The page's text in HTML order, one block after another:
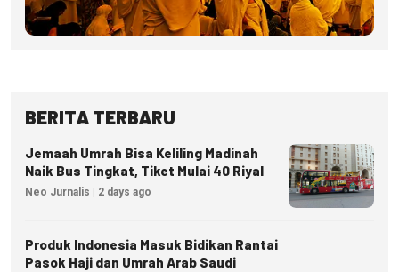
BERITA TERBARU
Jemaah Umrah Bisa Keliling Madinah
Naik Bus Tingkat, Tiket Mulai 40 Riyal
Neo Jurnalis | 2 days ago
Produk Indonesia Masuk Bidikan Rantai
Pasok Haji dan Umrah Arab Saudi